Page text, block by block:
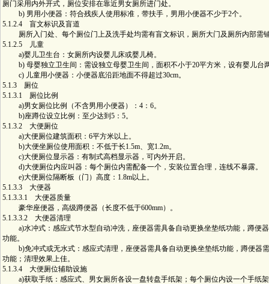
厕门采用内外开式，厕位安排在靠近男女厕所进门处。
b) 男用小便器：符合残疾人使用标准，带扶手，男用小便器不少于2个。
5.1.2.4 盲文标识及盲道
厕所入门处、每个厕位门上及洗手处均需有盲文标识，厕所大门及厕所内部需
5.1.2.5 儿童
a)婴儿卫生台：女厕所内设婴儿床或婴儿椅。
b) 母婴独立卫生间：需设独立母婴卫生间，面积不小于20平方米，设有婴儿台
c) 儿童用小便器：小便器底沿距地面不得超过30cm。
5.1.3 厕位
5.1.3.1 厕位比例
a)男女厕位比例（不含男用小便器）：4：6。
b)座蹲位设立比例：至少达到5：5。
5.1.3.2 大便厕位
a)大便厕位建筑面积：6平方米以上。
b)大便坐厕位使用面积：不低于长1.5m、宽1.2m。
c)大便厕位显示器：有制式高档显示器，可内外开启。
d)大便厕位内应叫器：每个厕位内需配备一个，安装位置合理，连线不暴露。
e)大便厕位隔断板（门）高度：1.8m以上。
5.1.3.3 大便器
5.1.3.3.1 大便器质量
豪华座便器，高级蹲便器（长度不低于600mm）。
5.1.3.3.2 大便器清理
a)水冲式：感应式节水型自动冲洗，座便器需具备自动更换坐垫纸功能，蹲便
功能。
b)免冲式或无水式：感应式清理，座便器需具备自动更换坐垫纸功能，蹲便器
功能；清理效果上佳。
5.1.3.4 大便厕位辅助设施
a)获取手纸：感应式、男女厕所各设一盘转盘手纸架；每个厕位内设一个手纸